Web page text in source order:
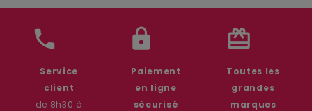
phone
Service
client
de 8h30 à
lock
Paiement
en ligne
sécurisé
card_giftcard
Toutes les
grandes
marques